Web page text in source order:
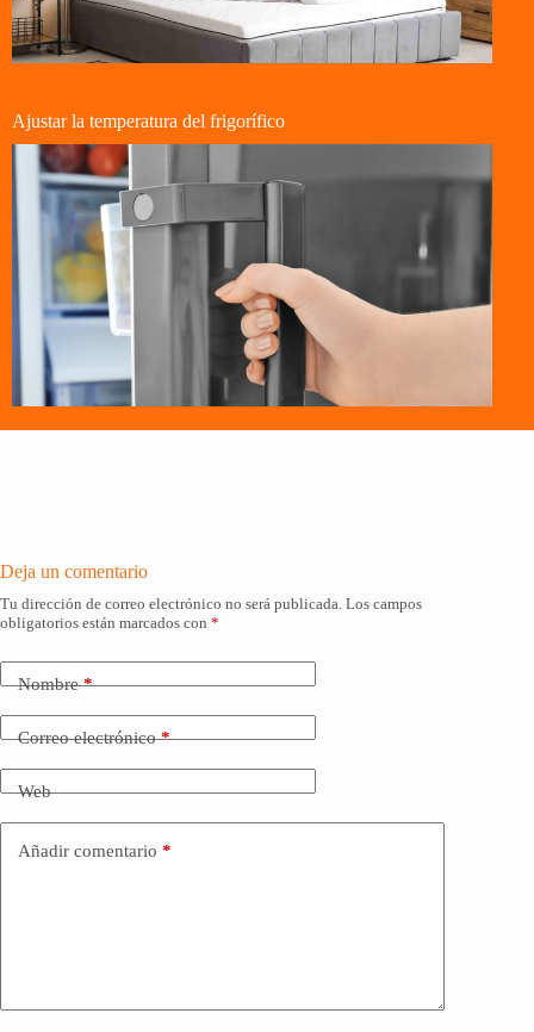
Ajustar la temperatura del frigorífico
Deja un comentario
Tu dirección de correo electrónico no será publicada. Los campos
obligatorios están marcados con *
Nombre*
Correo electrónico*
Web
Añadir comentario *